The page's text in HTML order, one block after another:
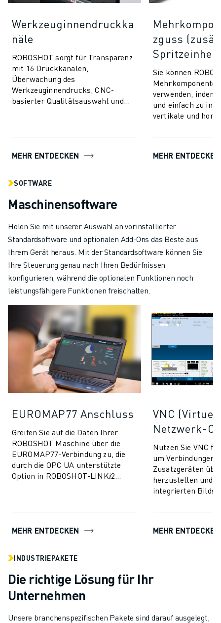
Werkzeuginnendruckka
näle
ROBOSHOT sorgt für Transparenz
mit 16 Druckkanälen,
Überwachung des
Werkzeuginnendrucks, CNC-
basierter Qualitätsauswahl und
MEHR ENTDECKEN
zguss
Sie können
verwenden, indem
und einfach zu
vertikale und
fortschrittliche
MEHR ENTDECKEN
SOFTWARE
Maschinensoftware
Holen Sie mit unserer Auswahl an vorinstallierter
Standardsoftware und optionalen Add-Ons das Beste aus
Ihrem Gerät heraus. Mit der Standardsoftware können Sie
Ihre Steuerung genau nach Ihren Bedürfnissen
konfigurieren, während die optionalen Funktionen noch
leistungsfähigere Funktionen freischalten.
EUROMAP77 Anschluss
Greifen Sie auf die Daten Ihrer
ROBOSHOT Maschine über die
EUROMAP77-Verbindung zu, die
durch die OPC UA unterstützte
Option in ROBOSHOT-LINK𝑖2
MEHR ENTDECKEN
VNC
Netzwerk-
Nutzen Sie VNC
um Verbindungen
Zusatzgeräten
herzustellen und
integrierten
zu erleichtern.
MEHR ENTDECKEN
INDUSTRIEPAKETE
Die richtige Lösung für Ihr
Unternehmen
Unsere branchenspezifischen Pakete sind darauf ausgelegt,